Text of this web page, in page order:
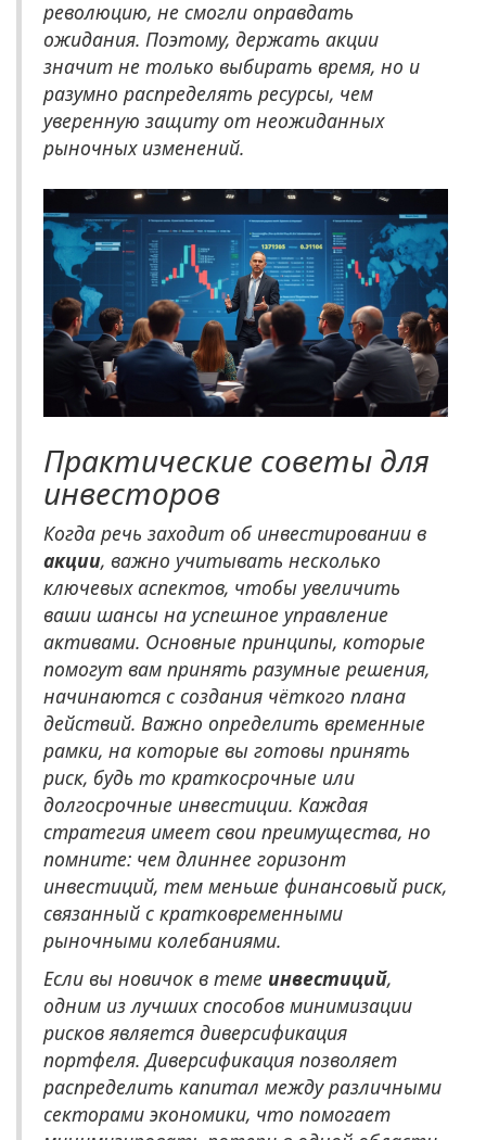
революцию, не смогли оправдать
ожидания. Поэтому, держать акции
значит не только выбирать время, но и
разумно распределять ресурсы, чем
уверенную защиту от неожиданных
рыночных изменений.
Практические советы для
инвесторов
Когда речь заходит об инвестировании в
акции, важно учитывать несколько
ключевых аспектов, чтобы увеличить
ваши шансы на успешное управление
активами. Основные принципы, которые
помогут вам принять разумные решения,
начинаются с создания чёткого плана
действий. Важно определить временные
рамки, на которые вы готовы принять
риск, будь то краткосрочные или
долгосрочные инвестиции. Каждая
стратегия имеет свои преимущества, но
помните: чем длиннее горизонт
инвестиций, тем меньше финансовый риск,
связанный с кратковременными
рыночными колебаниями.
Если вы новичок в теме инвестиций,
одним из лучших способов минимизации
рисков является диверсификация
портфеля. Диверсификация позволяет
распределить капитал между различными
секторами экономики, что помогает